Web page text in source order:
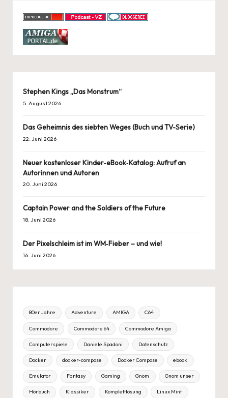
Stephen Kings „Das Monstrum“
5. August 2026
Das Geheimnis des siebten Weges (Buch und TV-Serie)
22. Juni 2026
Neuer kostenloser Kinder‑eBook‑Katalog: Aufruf an
Autorinnen und Autoren
20. Juni 2026
Captain Power and the Soldiers of the Future
18. Juni 2026
Der Pixelschleim ist im WM‑Fieber – und wie!
16. Juni 2026
80er Jahre Adventure AMIGA C64
Commodore Commodore 64 Commodore Amiga
Computerspiele Daniele Spadoni Datenschutz
Docker docker-compose Docker Compose ebook
Emulator Fantasy Gaming Gnom Gnom unser
Hörbuch Klassiker Komplettlösung Linux Mint